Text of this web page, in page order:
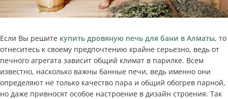
Если Вы решите купить дровяную печь для бани в Алматы, то
отнеситесь к своему предпочтению крайне серьезно, ведь от
печного агрегата зависит общий климат в парилке. Всем
известно, насколько важны банные печи, ведь именно они
определяют не только качество пара и общий обогрев парной,
но даже привносят особое настроение в дизайн строения. Так